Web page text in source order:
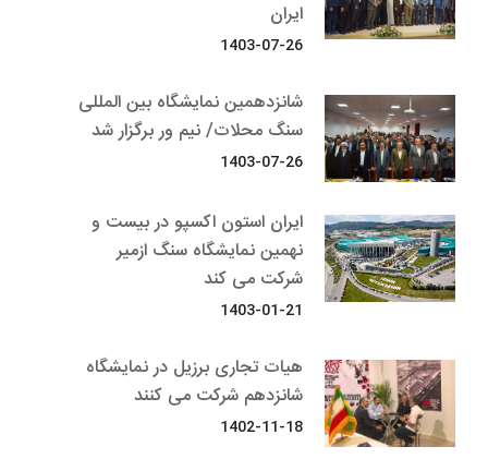
ایران
1403-07-26
شانزدهمین نمایشگاه بین المللی
سنگ محلات/ نیم ور برگزار شد
1403-07-26
ایران استون اکسپو در بیست و
نهمین نمایشگاه سنگ ازمیر
شرکت می کند
1403-01-21
هیات تجاری برزیل در نمایشگاه
شانزدهم شرکت می کنند
1402-11-18